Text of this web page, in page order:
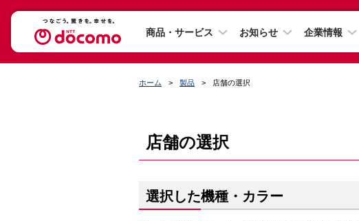
商品・サービス お知らせ 企業情報
ホーム 製品 店舗の選択
店舗の選択
選択した機種・カラー